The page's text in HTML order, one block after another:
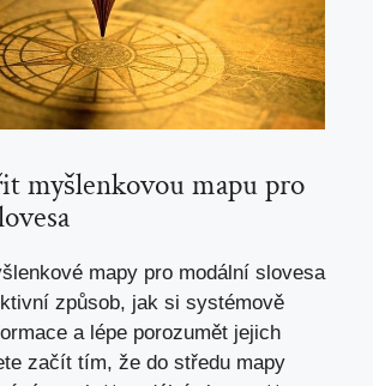
‌myšlenkovou mapu pro
⁣mapy pro‌ modální slovesa
způsob,‍ jak si‍ systémově
⁣a ‌lépe ‍porozumět jejich‌
začít tím, ​že do středu‍ mapy